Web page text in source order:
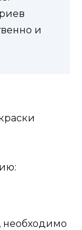
и
необходимо